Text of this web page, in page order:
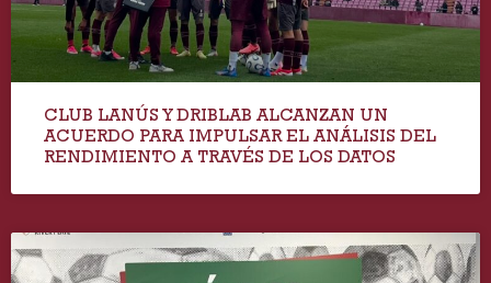
CLUB LANÚS Y DRIBLAB ALCANZAN UN
ACUERDO PARA IMPULSAR EL ANÁLISIS DEL
RENDIMIENTO A TRAVÉS DE LOS DATOS